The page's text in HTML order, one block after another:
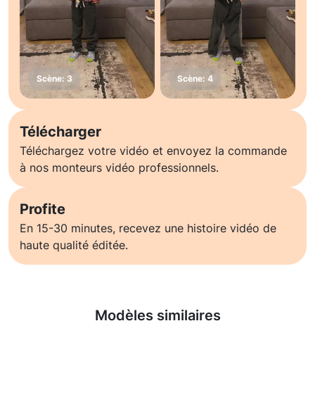
Télécharger
Téléchargez votre vidéo et envoyez la commande
à nos monteurs vidéo professionnels.
Profite
En 15-30 minutes, recevez une histoire vidéo de
haute qualité éditée.
Modèles similaires
En savoir plus